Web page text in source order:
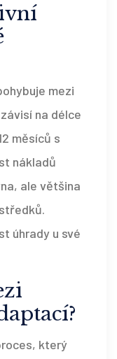
mezi
na délce
měsíců s
nákladů
ale většina
úhrady u své
který